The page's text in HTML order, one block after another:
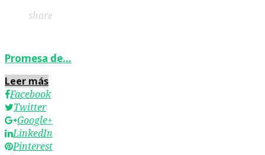
share
Promesa de…
Leer más
Facebook
Twitter
Google+
LinkedIn
Pinterest